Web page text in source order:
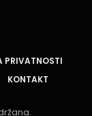
PRIVATNOSTI
KONTAKT